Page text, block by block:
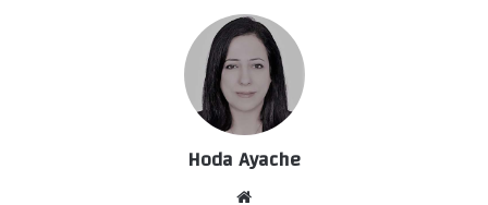
Hoda Ayache